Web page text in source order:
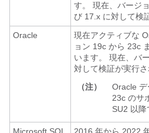
す。 現在、バージ
び 17.x に対して検
Oracle
現在アクティブな
ョン 19c から 23c
います。 現在、バ
対して検証が実行さ
（注）
Oracle デ
23c のサ
SU2 以降